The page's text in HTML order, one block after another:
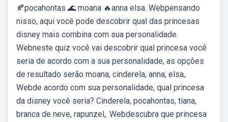
🍂pocahontas 🌊 moana 🔥anna ️elsa. Webpensando
nisso, aqui você pode descobrir qual das princesas
disney mais combina com sua personalidade.
Webneste quiz você vai descobrir qual princesa você
seria de acordo com a sua personalidade, as opções
de resultado serão moana, cinderela, anna, elsa,.
Webde acordo com sua personalidade, qual princesa
da disney você seria? Cinderela, pocahontas, tiana,
branca de neve, rapunzel,. Webdescubra que princesa